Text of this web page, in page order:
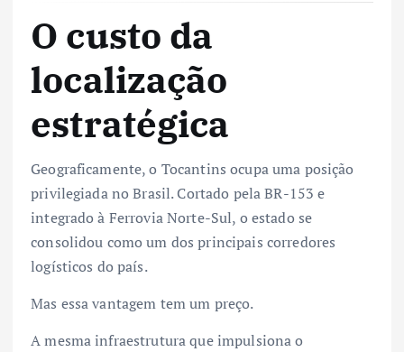
O custo da
localização
estratégica
Geograficamente, o Tocantins ocupa uma posição
privilegiada no Brasil. Cortado pela BR-153 e
integrado à Ferrovia Norte-Sul, o estado se
consolidou como um dos principais corredores
logísticos do país.
Mas essa vantagem tem um preço.
A mesma infraestrutura que impulsiona o